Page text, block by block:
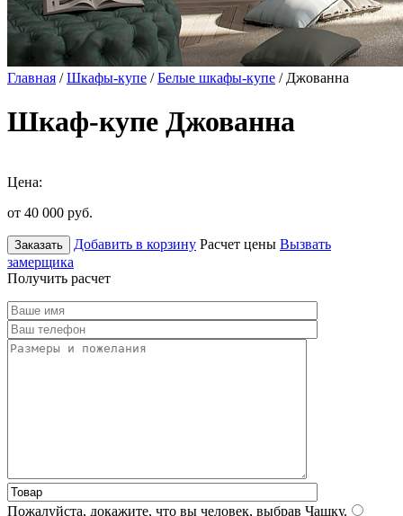
Главная /Шкафы-купе /Белые шкафы-купе / Джованна
Шкаф-купе Джованна
Цена:
от 40 000 руб.
Заказать Добавить в корзину Расчет цены Вызвать
замерщика
Получить расчет
Пожалуйста, докажите, что вы человек, выбрав Чашку.